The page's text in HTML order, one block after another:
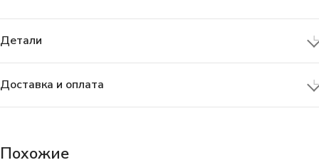
Детали
Доставка и оплата
Похожие